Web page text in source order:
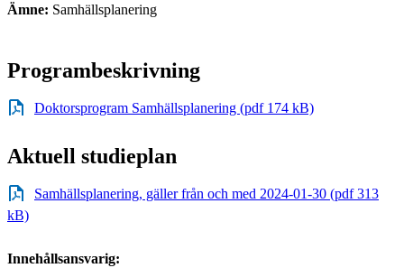
Ämne: Samhällsplanering
Programbeskrivning
Doktorsprogram Samhällsplanering (pdf 174 kB)
Aktuell studieplan
Samhällsplanering, gäller från och med 2024-01-30 (pdf 313
kB)
Innehållsansvarig: